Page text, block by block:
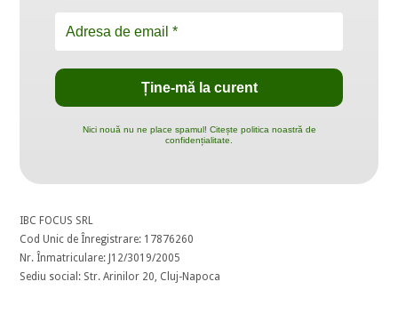
Nici nouă nu ne place spamul! Citește politica noastră de
confidențialitate.
IBC FOCUS SRL
Cod Unic de Înregistrare: 17876260
Nr. Înmatriculare: J12/3019/2005
Sediu social: Str. Arinilor 20, Cluj-Napoca